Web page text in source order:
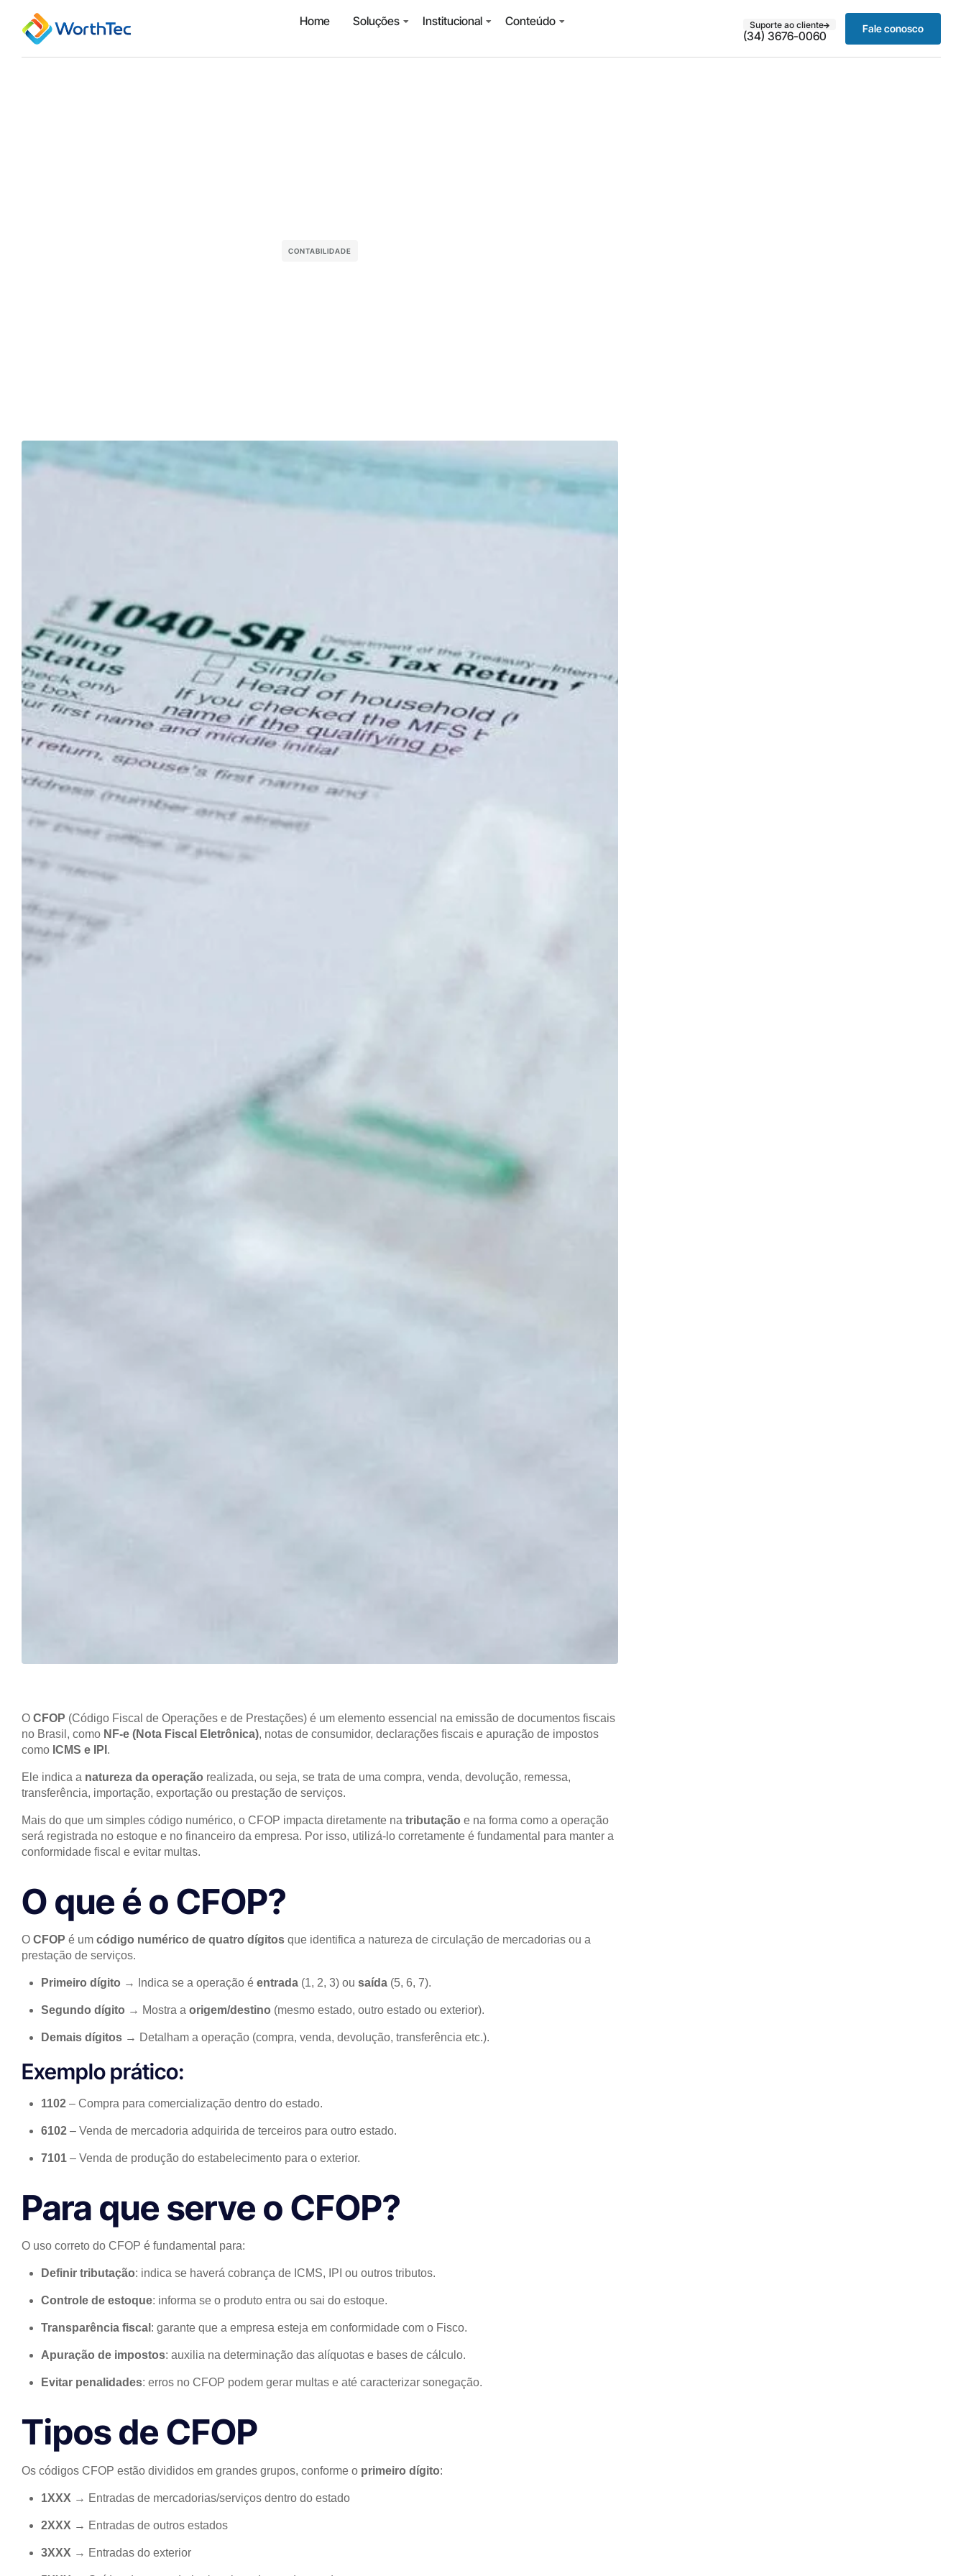
Home Soluções Institucional Conteúdo Suporte ao cliente
(34) 3676-0060
Fale conosco
CONTABILIDADE
O CFOP (Código Fiscal de Operações e de Prestações) é um elemento essencial na emissão de documentos fiscais
no Brasil, como NF-e (Nota Fiscal Eletrônica), notas de consumidor, declarações fiscais e apuração de impostos
como ICMS e IPI .
Ele indica a natureza da operação realizada, ou seja, se trata de uma compra, venda, devolução, remessa,
transferência, importação, exportação ou prestação de serviços.
Mais do que um simples código numérico, o CFOP impacta diretamente na tributação e na forma como a operação
será registrada no estoque e no financeiro da empresa. Por isso, utilizá-lo corretamente é fundamental para manter a
conformidade fiscal e evitar multas.
O que é o CFOP?
O CFOP é um código numérico de quatro dígitos que identifica a natureza de circulação de mercadorias ou a
prestação de serviços.
Primeiro dígito → Indica se a operação éentrada (1, 2, 3) ousaída (5, 6, 7).
Segundo dígito → Mostra aorigem/destino (mesmo estado, outro estado ou exterior).
Demais dígitos → Detalham a operação (compra, venda, devolução, transferência etc.).
Exemplo prático:
1102 – Compra para comercialização dentro do estado.
6102 – Venda de mercadoria adquirida de terceiros para outro estado.
7101 – Venda de produção do estabelecimento para o exterior.
Para que serve o CFOP?
O uso correto do CFOP é fundamental para:
Definir tributação: indica se haverá cobrança de ICMS, IPI ou outros tributos.
Controle de estoque: informa se o produto entra ou sai do estoque.
Transparência fiscal : garante que a empresa esteja em conformidade com o Fisco.
Apuração de impostos: auxilia na determinação das alíquotas e bases de cálculo.
Evitar penalidades: erros no CFOP podem gerar multas e até caracterizar sonegação.
Tipos de CFOP
Os códigos CFOP estão divididos em grandes grupos, conforme o primeiro dígito:
1XXX → Entradas de mercadorias/serviços dentro do estado
2XXX → Entradas de outros estados
3XXX → Entradas do exterior